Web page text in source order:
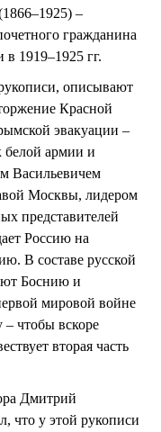
–
гражданина
1919–1925 гг.
описывают
Красной
эвакуации –
белой армии и
Васильевичем
Москвы, лидером
представителей
Россию на
В составе русской
Боснию и
мировой войне
– чтобы вскоре
вторая часть
Дмитрий
что у этой рукописи